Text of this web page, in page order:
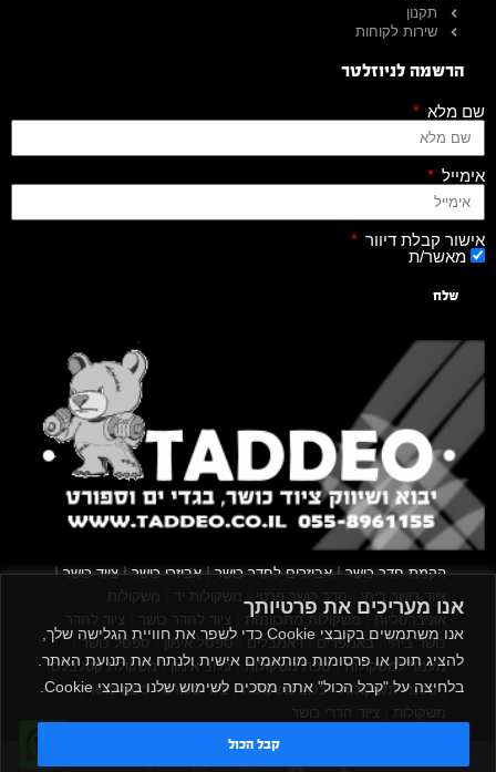
אנו מעריכים את פרטיותך
אנו משתמשים בקובצי Cookie כדי לשפר את חוויית הגלישה שלך,
להציג תוכן או פרסומות מותאמים אישית ולנתח את תנועת האתר.
בלחיצה על "קבל הכול" אתה מסכים לשימוש שלנו בקובצי Cookie.
קבל הכול
תקנון
שירות לקוחות
הרשמה לניוזלטר
שם מלא
אימייל
אישור קבלת דיוור
מאשר/ת
שלח
הקמת חדר כושר|אביזרים לחדר כושר|אביזרי כושר|ציוד כושר|
ציוד כושר ביתי חדר כושר פרטי משקולות יד
משקולות
אוניברסליות |משקולות מתכווננות ציוד לחדר כושר
ציוד לחדר
כושר ביתי|באמפרים |דאמבלים |ספסל אימון | ספסל כושר|
מעמד למשקולות|ספת משקולות |כלוב אימון|משקולת קטלבלס
|סטנד למשקולות|כלוב משקולות|ציוד ספורט|ספת כושר|
משקולות ציוד חדרי כושר